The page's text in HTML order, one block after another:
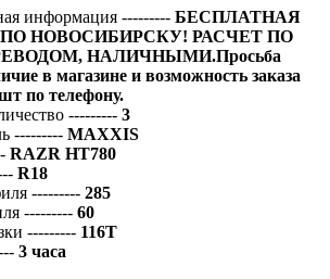
информация --------- БЕСПЛАТНАЯ
НОВОСИБИРСКУ! РАСЧЕТ ПО
НАЛИЧНЫМИ.Просьба
в магазине и возможность заказа
по телефону.
--------- 3
--------- MAXXIS
RAZR HT780
R18
--------- 285
--------- 60
--------- 116T
3 часа